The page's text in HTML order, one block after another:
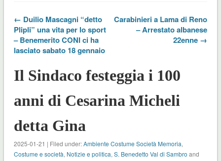
← Duilio Mascagni “detto
Plipli” una vita per lo sport
– Benemerito CONI ci ha
lasciato sabato 18 gennaio
Carabinieri a Lama di Reno
– Arrestato albanese
22enne →
Il Sindaco festeggia i 100
anni di Cesarina Micheli
detta Gina
2025-01-21 | Filed under:Ambiente Costume Società Memoria,
Costume e società, Notizie e politica, S. Benedetto Val di Sambro and